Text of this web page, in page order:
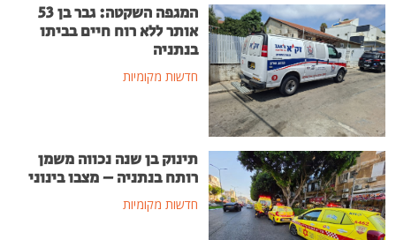
המגפה השקטה: גבר בן 53
אותר ללא רוח חיים בביתו
בנתניה
חדשות מקומיות
תינוק בן שנה נכווה משמן
רותח בנתניה – מצבו בינוני
חדשות מקומיות